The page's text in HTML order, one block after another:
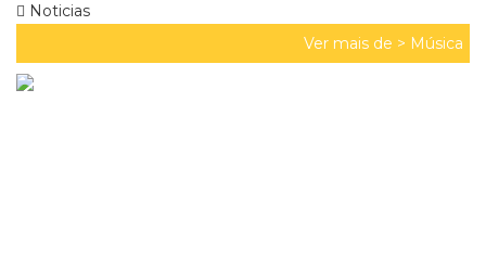
Noticias
Ver mais de > Música